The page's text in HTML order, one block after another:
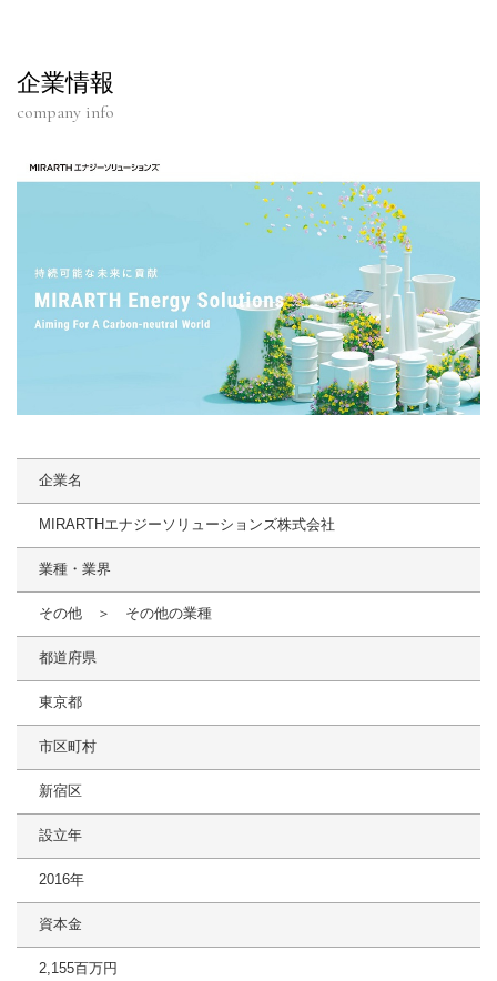
企業情報
company info
企業名
MIRARTHエナジーソリューションズ株式会社
業種・業界
その他 ＞ その他の業種
都道府県
東京都
市区町村
新宿区
設立年
2016年
資本金
2,155百万円